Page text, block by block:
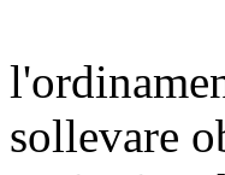
sollevare